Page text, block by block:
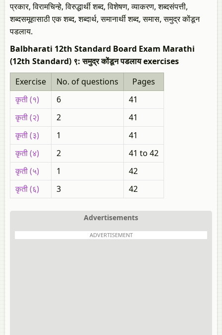
प्रकार, विरामचिन्हे, विरुद्धार्थी शब्द, विशेषण, व्याकरण, शब्दसंपत्ती,
शब्दसमूहासाठी एक शब्द, शब्दार्थ, समानार्थी शब्द, समास, समुद्र कोंडून
पडलाय.
Balbharati 12th Standard Board Exam Marathi
(12th Standard) ९: समुद्र कोंडून पडलाय exercises
Exercise
No. of questions
Pages
कृती (१)
6
41
कृती (२)
2
41
कृती (३)
1
41
कृती (४)
2
41 to 42
कृती (५)
1
42
कृती (६)
3 42
Advertisements
ADVERTISEMENT